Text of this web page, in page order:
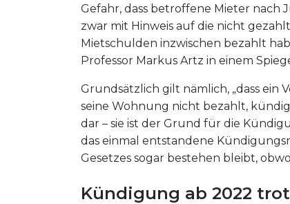
Gefahr, dass betroffene Mieter nach
zwar mit Hinweis auf die nicht
Mietschulden inzwischen bezahlt
Professor Markus Artz in einem
Grundsätzlich gilt nämlich, „dass ein
seine Wohnung nicht bezahlt,
dar – sie ist der Grund für die
das einmal entstandene
Gesetzes sogar bestehen bleibt,
Kündigung ab 2022